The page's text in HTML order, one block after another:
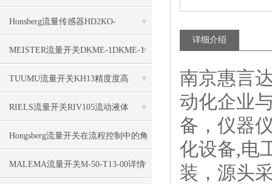
系统
Honsberg流量传感器HD2KO-
015GM015使用简单
MEISTER流量开关DKME-1DKME-1
/20粘度补偿
TUUMU流量开关KH13精度度高
RIELS流量开关RIV105流动液体
Hongsberg流量开关在流程控制中的角
色
MALEMA流量开关M-50-T13-00详情
详细介绍
南京惠言
动化企业
备，仪器
化设备,电
装，源头